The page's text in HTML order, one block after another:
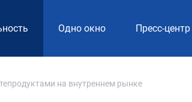
Одно окно Пресс-центр
на внутреннем рынке